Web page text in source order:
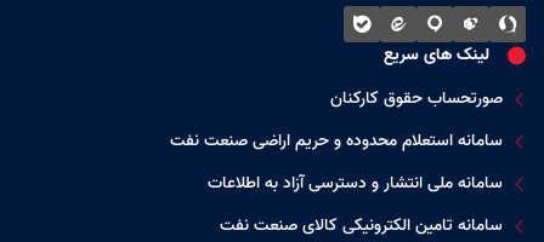
لینک های سریع
صورتحساب حقوق کارکنان
سامانه استعلام محدوده و حریم اراضی صنعت نفت
سامانه ملی انتشار و دسترسی آزاد به اطلاعات
سامانه تامین الکترونیکی کالای صنعت نفت